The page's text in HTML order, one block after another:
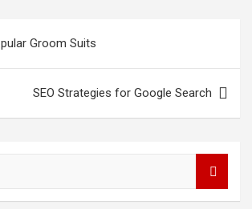
Groom Suits
SEO Strategies for Google Search